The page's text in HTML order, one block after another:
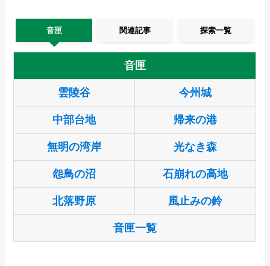
音匣 関連記事 探索一覧
音匣
雲陵谷 今州城
中部台地 帰来の港
無明の湾岸 光なき森
怨鳥の沼 石崩れの高地
北落野原 風止みの鈴
音匣一覧